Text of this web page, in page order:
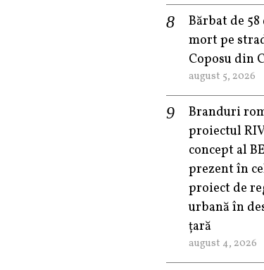
Bărbat de
mort pe
Coposu din
august 5, 2026
Branduri
proiectul
concept al
prezent în
proiect de
urbană în
țară
august 4, 2026